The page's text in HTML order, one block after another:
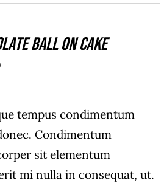
Ball On Cake
tempus condimentum
Condimentum
sit elementum
mi nulla in consequat, ut.